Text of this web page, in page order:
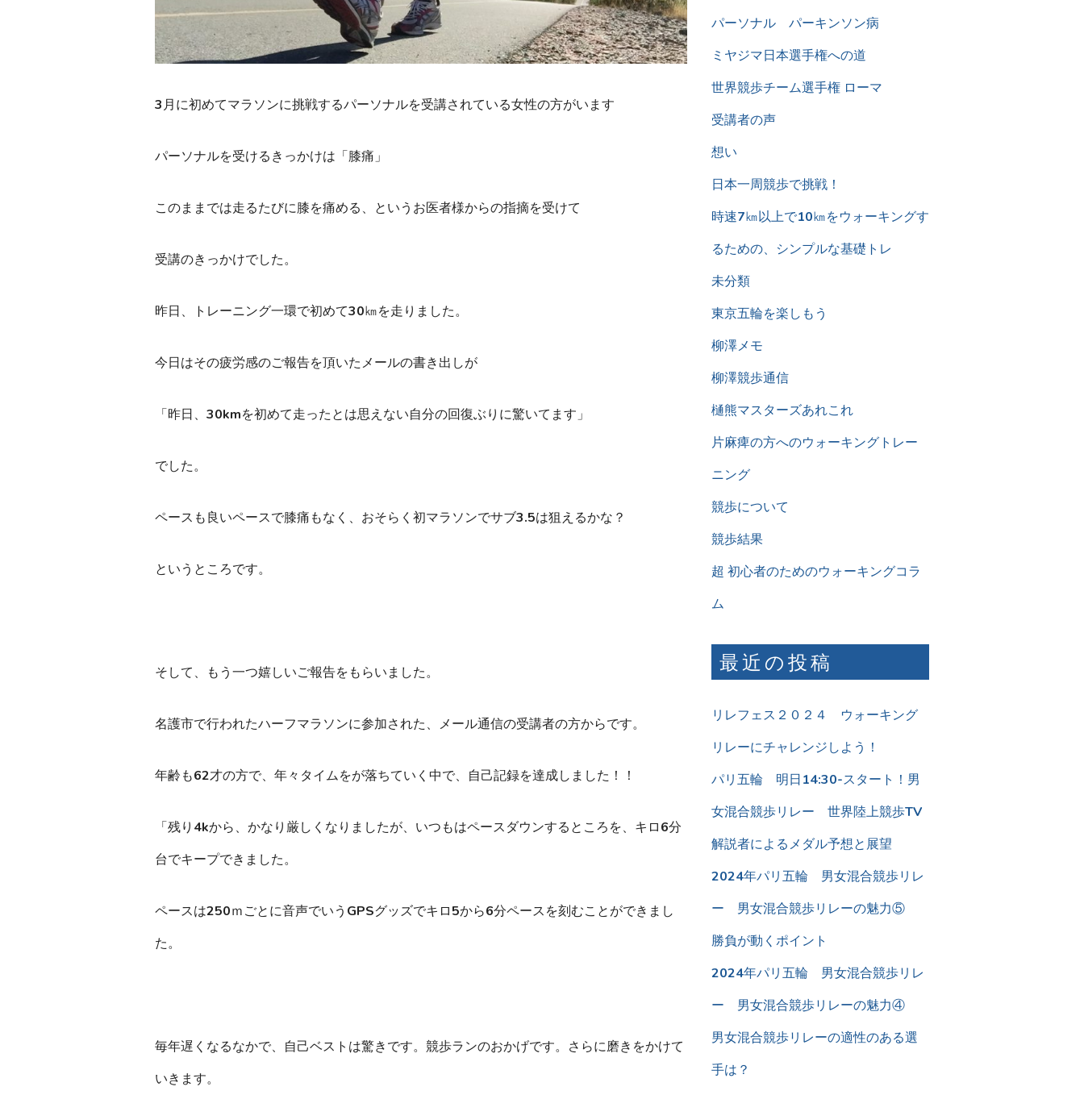
3月に初めてマラソンに挑戦するパーソナルを受講されている女性の方がいます
パーソナルを受けるきっかけは「膝痛」
このままでは走るたびに膝を痛める、というお医者様からの指摘を受けて
受講のきっかけでした。
昨日、トレーニング一環で初めて30㎞を走りました。
今日はその疲労感のご報告を頂いたメールの書き出しが
「昨日、30kmを初めて走ったとは思えない自分の回復ぶりに驚いてます」
でした。
ペースも良いペースで膝痛もなく、おそらく初マラソンでサブ3.5は狙えるかな？
というところです。
そして、もう一つ嬉しいご報告をもらいました。
名護市で行われたハーフマラソンに参加された、メール通信の受講者の方からです。
年齢も62才の方で、年々タイムをが落ちていく中で、自己記録を達成しました！！
「残り4kから、かなり厳しくなりましたが、いつもはペースダウンするところを、キロ6分
台でキープできました。
ペースは250ｍごとに音声でいうGPSグッズでキロ5から6分ペースを刻むことができまし
た。
毎年遅くなるなかで、自己ベストは驚きです。競歩ランのおかげです。さらに磨きをかけて
いきます。
パーソナル パーキンソン病
ミヤジマ日本選手権への道
世界競歩チーム選手権 ローマ
受講者の声
想い
日本一周競歩で挑戦！
時速7㎞以上で10㎞をウォーキングす
るための、シンプルな基礎トレ
未分類
東京五輪を楽しもう
柳澤メモ
柳澤競歩通信
樋熊マスターズあれこれ
片麻痺の方へのウォーキングトレー
ニング
競歩について
競歩結果
超 初心者のためのウォーキングコラ
ム
最近の投稿
リレフェス２０２４ ウォーキング
リレーにチャレンジしよう！
パリ五輪 明日14:30-スタート！男
女混合競歩リレー 世界陸上競歩TV
解説者によるメダル予想と展望
2024年パリ五輪 男女混合競歩リレ
ー 男女混合競歩リレーの魅力⑤
勝負が動くポイント
2024年パリ五輪 男女混合競歩リレ
ー 男女混合競歩リレーの魅力④
男女混合競歩リレーの適性のある選
手は？